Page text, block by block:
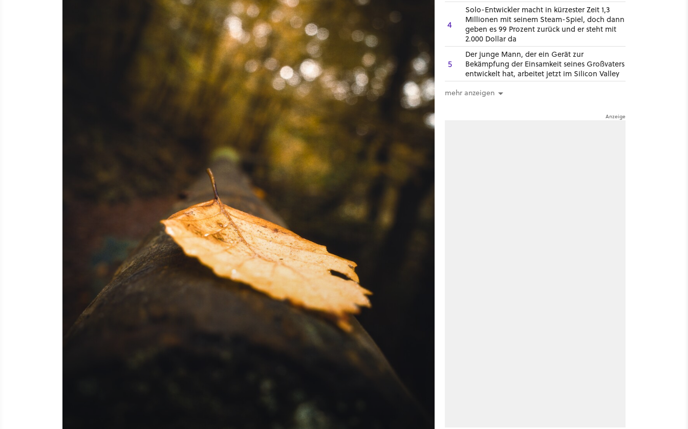
4
Solo-Entwickler macht in kürzester Zeit 1,3
Millionen mit seinem Steam-Spiel, doch dann
geben es 99 Prozent zurück und er steht mit
2.000 Dollar da
5
Der junge Mann, der ein Gerät zur
Bekämpfung der Einsamkeit seines Großvaters
entwickelt hat, arbeitet jetzt im Silicon Valley
mehr anzeigen